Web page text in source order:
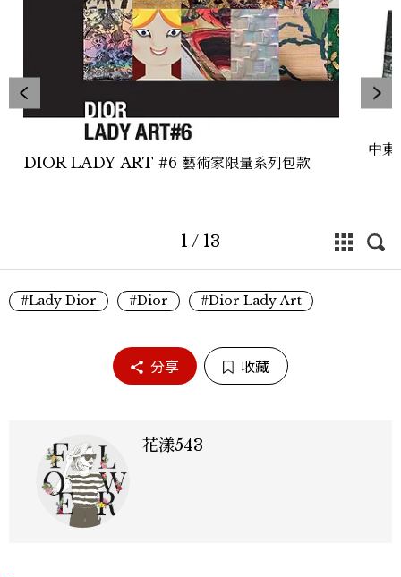
DIOR LADY ART #6 藝術家限量系列包款
中
1 / 13
#Lady Dior #Dior #Dior Lady Art
分享 收藏
花漾543